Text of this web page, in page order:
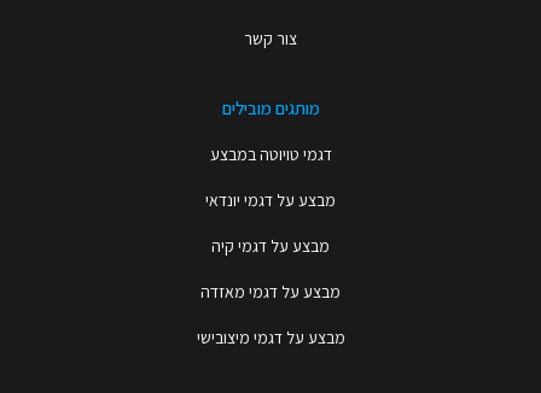
צור קשר
מותגים מובילים
דגמי טויוטה במבצע
מבצע על דגמי יונדאי
מבצע על דגמי קיה
מבצע על דגמי מאזדה
מבצע על דגמי מיצובישי